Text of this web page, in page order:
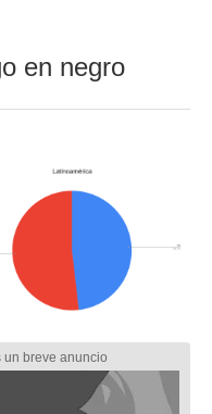
en negro